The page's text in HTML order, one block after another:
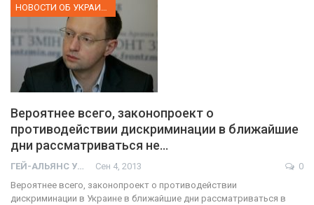
Вероятнее всего, законопроект о
противодействии дискриминации в ближайшие
дни рассматриваться не…
ГЕЙ-АЛЬЯНС УКРАИНА Сен 4, 2013
0
Вероятнее всего, законопроект о противодействии
дискриминации в Украине в ближайшие дни рассматриваться в